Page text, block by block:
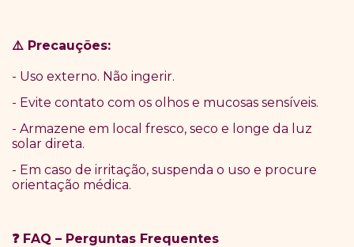
⚠️ Precauções:
- Uso externo. Não ingerir.
- Evite contato com os olhos e mucosas sensíveis.
- Armazene em local fresco, seco e longe da luz
solar direta.
- Em caso de irritação, suspenda o uso e procure
orientação médica.
❓FAQ – Perguntas Frequentes